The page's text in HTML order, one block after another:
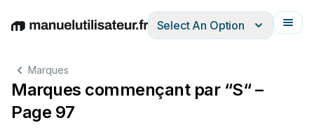
EnglishDeutschEspañolItalianoFrançais
Select An Option
Marques
Marques commençant par “S“ –
Page 97